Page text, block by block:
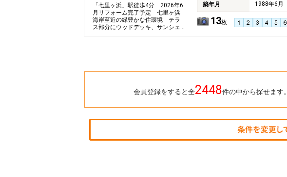
「七里ヶ浜」駅徒歩4分 2026年6
月リフォーム完了予定 七里ヶ浜
海岸至近の緑豊かな住環境 テラ
ス部分にウッドデッキ、サンシェ
ード付きです
築年月 1988年6月
13枚
会員登録をすると全2448件の中から探せます。